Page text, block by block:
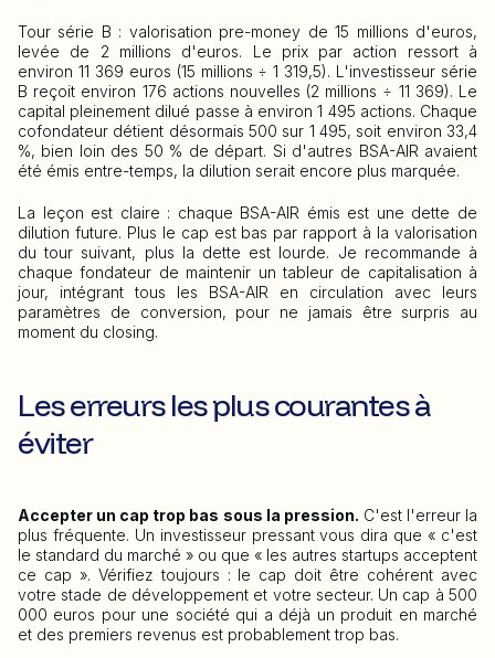
Tour série B : valorisation pre-money de 15 millions d'euros,
levée de 2 millions d'euros. Le prix par action ressort à
environ 11 369 euros (15 millions ÷ 1 319,5). L'investisseur série
B reçoit environ 176 actions nouvelles (2 millions ÷ 11 369). Le
capital pleinement dilué passe à environ 1 495 actions. Chaque
cofondateur détient désormais 500 sur 1 495, soit environ 33,4
%, bien loin des 50 % de départ. Si d'autres BSA-AIR avaient
été émis entre-temps, la dilution serait encore plus marquée.
La leçon est claire : chaque BSA-AIR émis est une dette de
dilution future. Plus le cap est bas par rapport à la valorisation
du tour suivant, plus la dette est lourde. Je recommande à
chaque fondateur de maintenir un tableur de capitalisation à
jour, intégrant tous les BSA-AIR en circulation avec leurs
paramètres de conversion, pour ne jamais être surpris au
moment du closing.
Les erreurs les plus courantes à
éviter
Accepter un cap trop bas sous la pression. C'est l'erreur la
plus fréquente. Un investisseur pressant vous dira que « c'est
le standard du marché » ou que « les autres startups acceptent
ce cap ». Vérifiez toujours : le cap doit être cohérent avec
votre stade de développement et votre secteur. Un cap à 500
000 euros pour une société qui a déjà un produit en marché
et des premiers revenus est probablement trop bas.